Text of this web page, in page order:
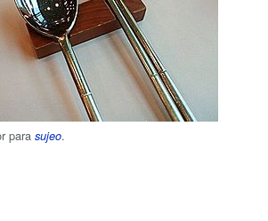
parasujeo.